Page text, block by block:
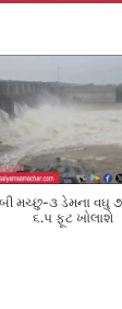
મચ્છુ-૩ ડેમના વઘુ ૭
૬.૫ ફૂટ ખોલાશે